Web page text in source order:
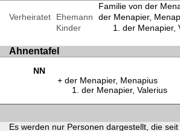
Familie von der
Verheiratet
Ehemann
der Menapier,
Kinder
der Menapier,
Ahnentafel
NN
der Menapier, Menapius
der Menapier, Valerius
Es werden nur Personen dargestellt, die